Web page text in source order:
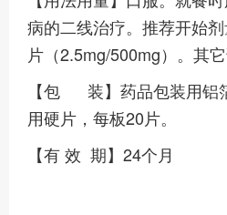
病的二线治疗。推荐开始
片（2.5mg/500mg）。其它
【包 装】药品包装用铝
用硬片，每板20片。
【有 效 期】24个月